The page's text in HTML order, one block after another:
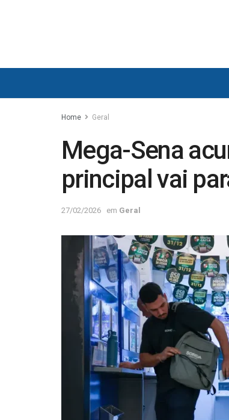
Home Geral
Mega-Sena
principal vai
27/02/2026 em Geral